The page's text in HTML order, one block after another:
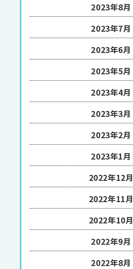
2023年8月
2023年7月
2023年6月
2023年5月
2023年4月
2023年3月
2023年2月
2023年1月
2022年12月
2022年11月
2022年10月
2022年9月
2022年8月